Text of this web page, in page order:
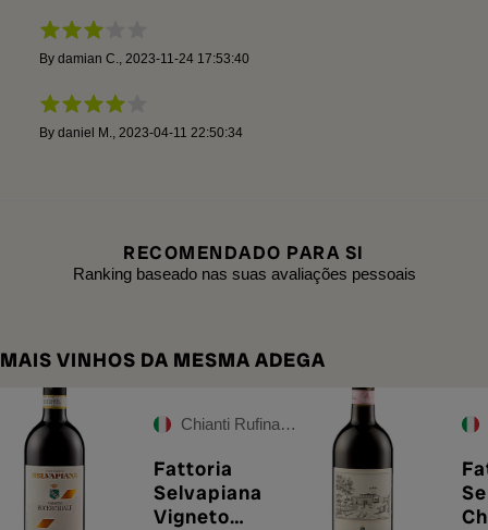
By damian C. 2023-11-24 17:53:40
By daniel M. 2023-04-11 22:50:34
RECOMENDADO PARA SI
Ranking baseado nas suas avaliações pessoais
MAIS VINHOS DA MESMA ADEGA
Chianti Rufina DOCG
Fattoria
Selvapiana
Vigneto